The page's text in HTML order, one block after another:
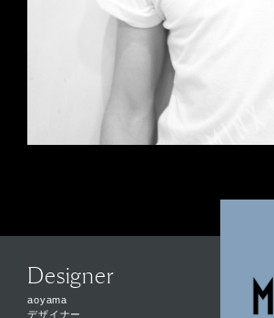
Designer
aoyama
デザイナー